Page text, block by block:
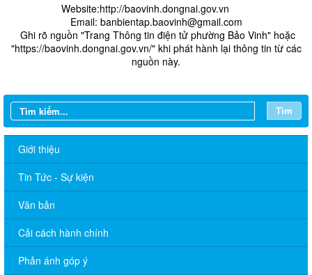
Website:http://baovinh.dongnai.gov.vn
Email: banbientap.baovinh@gmail.com
​ Ghi rõ nguồn "Trang Thông tin điện tử phường Bảo Vinh" hoặc
"https://baovinh.dongnai.gov.vn/" khi phát hành lại thông tin từ các
nguồn này.
Tìm
Giới thiệu
Tin Tức - Sự kiện
Văn bản
Cải cách hành chính
Phản ánh góp ý
THÔNG BÁO Lịch làm việc của Chủ tịch, các Phó Chủ tịch